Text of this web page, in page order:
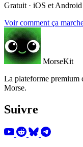
Gratuit · iOS et Android
Voir comment ça
MorseKit
La plateforme premium
Morse.
Suivre